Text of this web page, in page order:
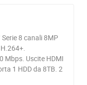
8 canali 8MP
Mbps. Uscite HDMI
1 HDD da 8TB. 2